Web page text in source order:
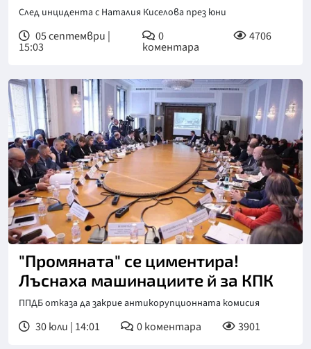
След инцидента с Наталия Киселова през юни
05 септември |
15:03
0
коментара
4706
"Промяната" се циментира!
Лъснаха машинациите й за КПК
ППДБ отказа да закрие антикорупционната комисия
30 юли | 14:01 0коментара 3901